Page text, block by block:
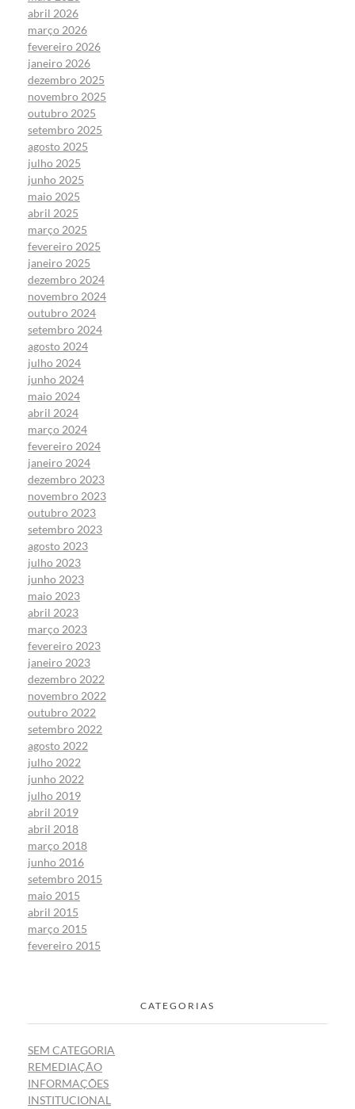
abril 2026
março 2026
fevereiro 2026
janeiro 2026
dezembro 2025
novembro 2025
outubro 2025
setembro 2025
agosto 2025
julho 2025
junho 2025
maio 2025
abril 2025
março 2025
fevereiro 2025
janeiro 2025
dezembro 2024
novembro 2024
outubro 2024
setembro 2024
agosto 2024
julho 2024
junho 2024
maio 2024
abril 2024
março 2024
fevereiro 2024
janeiro 2024
dezembro 2023
novembro 2023
outubro 2023
setembro 2023
agosto 2023
julho 2023
junho 2023
maio 2023
abril 2023
março 2023
fevereiro 2023
janeiro 2023
dezembro 2022
novembro 2022
outubro 2022
setembro 2022
agosto 2022
julho 2022
junho 2022
julho 2019
abril 2019
abril 2018
março 2018
junho 2016
setembro 2015
maio 2015
abril 2015
março 2015
fevereiro 2015
CATEGORIAS
SEM CATEGORIA
REMEDIAÇÃO
INFORMAÇÕES
INSTITUCIONAL